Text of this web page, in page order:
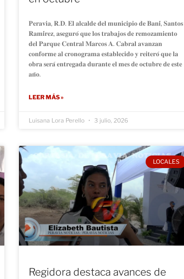
𝐏𝐞𝐫𝐚𝐯𝐢𝐚, 𝐑.𝐃. 𝐄𝐥 𝐚𝐥𝐜𝐚𝐥𝐝𝐞 𝐝𝐞𝐥 𝐦𝐮𝐧𝐢𝐜𝐢𝐩𝐢𝐨 𝐝𝐞 𝐁𝐚𝐧𝐢́, 𝐒𝐚𝐧𝐭𝐨𝐬
𝐑𝐚𝐦𝐢́𝐫𝐞𝐳, 𝐚𝐬𝐞𝐠𝐮𝐫𝐨́ 𝐪𝐮𝐞 𝐥𝐨𝐬 𝐭𝐫𝐚𝐛𝐚𝐣𝐨𝐬 𝐝𝐞 𝐫𝐞𝐦𝐨𝐳𝐚𝐦𝐢𝐞𝐧𝐭𝐨
𝐝𝐞𝐥 𝐏𝐚𝐫𝐪𝐮𝐞 𝐂𝐞𝐧𝐭𝐫𝐚𝐥 𝐌𝐚𝐫𝐜𝐨𝐬 𝐀. 𝐂𝐚𝐛𝐫𝐚𝐥 𝐚𝐯𝐚𝐧𝐳𝐚𝐧
𝐜𝐨𝐧𝐟𝐨𝐫𝐦𝐞 𝐚𝐥 𝐜𝐫𝐨𝐧𝐨𝐠𝐫𝐚𝐦𝐚 𝐞𝐬𝐭𝐚𝐛𝐥𝐞𝐜𝐢𝐝𝐨 𝐲 𝐫𝐞𝐢𝐭𝐞𝐫𝐨́ 𝐪𝐮𝐞 𝐥𝐚
𝐨𝐛𝐫𝐚 𝐬𝐞𝐫𝐚́ 𝐞𝐧𝐭𝐫𝐞𝐠𝐚𝐝𝐚 𝐝𝐮𝐫𝐚𝐧𝐭𝐞 𝐞𝐥 𝐦𝐞𝐬 𝐝𝐞 𝐨𝐜𝐭𝐮𝐛𝐫𝐞 𝐝𝐞 𝐞𝐬𝐭𝐞
𝐚𝐧̃𝐨.
LEER MÁS »
Luisana Lora Perello 3 julio, 2026
LOCALES
Regidora destaca avances de